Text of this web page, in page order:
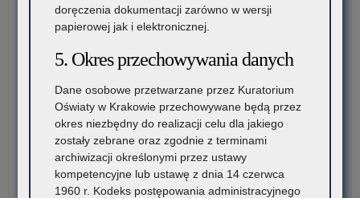
doręczenia dokumentacji zarówno w wersji
papierowej jak i elektronicznej.
5. Okres przechowywania danych
Dane osobowe przetwarzane przez Kuratorium
Oświaty w Krakowie przechowywane będą przez
okres niezbędny do realizacji celu dla jakiego
zostały zebrane oraz zgodnie z terminami
archiwizacji określonymi przez ustawy
kompetencyjne lub ustawę z dnia 14 czerwca
1960 r. Kodeks postępowania administracyjnego